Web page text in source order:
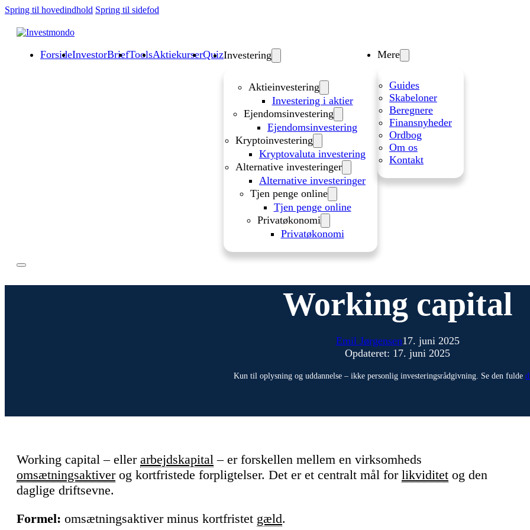
Spring til hovedindhold Spring til sidefod
ForsideInvestorBriefToolsAktiekurserQuizInvestering
Aktieinvestering
Investering i aktier
Ejendomsinvestering
Ejendomsinvestering
Kryptoinvestering
Kryptovaluta investering
Alternative investeringer
Alternative investeringer
Tjen penge online
Tjen penge online
Privatøkonomi
Privatøkonomi
Mere
Guides
Skabeloner
Beregnere
Finansnyheder
Ordbog
Om os
Kontakt
Working capital
Emil Jørgensen17. juni 2025
Opdateret: 17. juni 2025
Kun til oplysning og uddannelse – ikke personlig investeringsrådgivning. Se den fulde
Working capital – eller arbejdskapital – er forskellen mellem en virksomheds
omsætningsaktiverog kortfristede forpligtelser. Det er et centralt mål for likviditet og den
daglige driftsevne.
Formel: omsætningsaktiver minus kortfristet gæld.